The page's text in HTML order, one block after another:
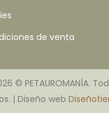
de venta
© PETAUROMANÍA.
| Diseño web